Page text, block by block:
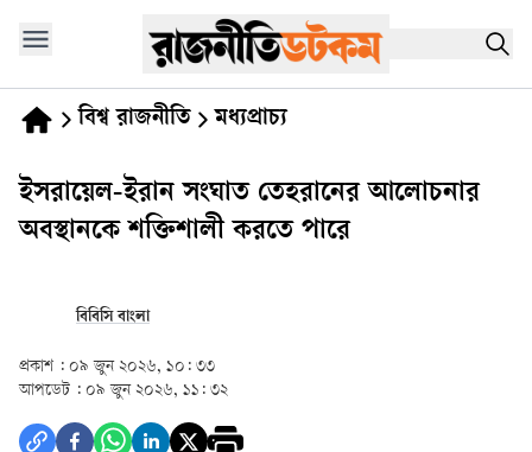
বিশ্ব রাজনীতি মধ্যপ্রাচ্য
ইসরায়েল-ইরান সংঘাত তেহরানের আলোচনার
অবস্থানকে শক্তিশালী করতে পারে
বিবিসি বাংলা
প্রকাশ : ০৯ জুন ২০২৬, ১০: ৩৩
আপডেট : ০৯ জুন ২০২৬, ১১: ৩২